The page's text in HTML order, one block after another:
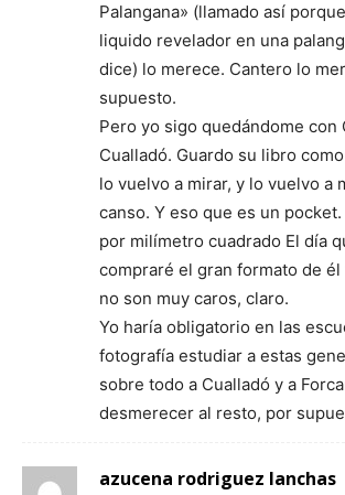
Palangana» (llamado así
liquido revelador en una
dice) lo merece. Cantero lo
supuesto.
Pero yo sigo quedándome con
Cualladó. Guardo su libro
lo vuelvo a mirar, y lo vuelvo a
canso. Y eso que es un
por milímetro cuadrado El día
compraré el gran formato de él
no son muy caros, claro.
Yo haría obligatorio en las
fotografía estudiar a estas
sobre todo a Cualladó y a
desmerecer al resto, por
azucena rodriguez lanchas